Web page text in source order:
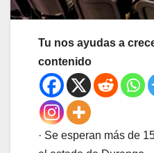
Tu nos ayudas a
contenido
· Se esperan más de